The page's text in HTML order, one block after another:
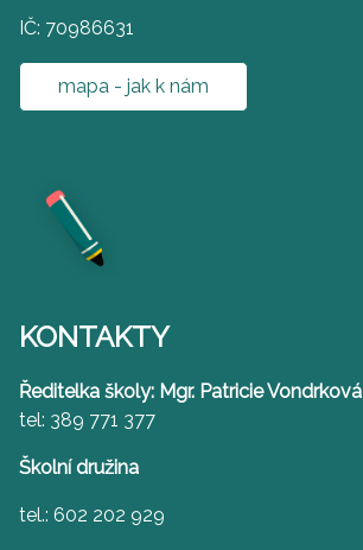
IČ: 70986631
mapa - jak k nám
KONTAKTY
Ředitelka školy: Mgr. Patricie Vondrková
tel: 389 771 377
Školní družina
tel.: 602 202 929